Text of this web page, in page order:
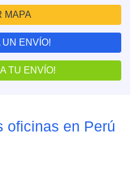
MAPA
UN ENVÍO!
TU ENVÍO!
oficinas en Perú